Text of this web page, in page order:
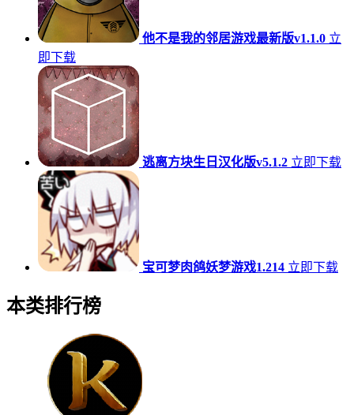
他不是我的邻居游戏最新版v1.1.0 立
即下载
逃离方块生日汉化版v5.1.2 立即下载
宝可梦肉鸽妖梦游戏1.214 立即下载
本类排行榜